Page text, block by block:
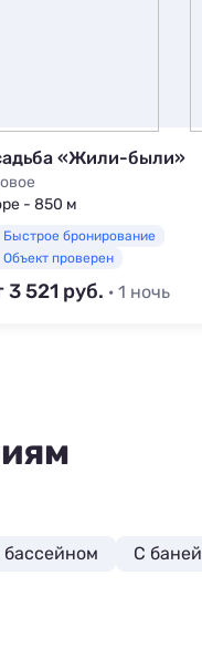
«Жили-были»
- 850 м
Быстрое бронирование
Объект проверен
3 521 · 1 ночь
бассейном С баней